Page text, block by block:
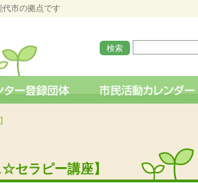
市の拠点です
セラピー講座】